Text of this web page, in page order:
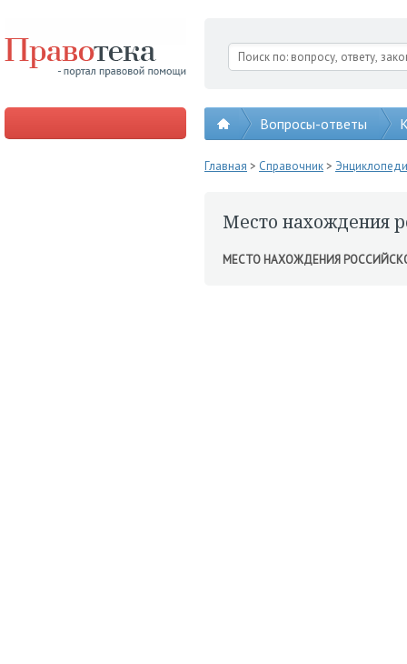
Вопросы-ответы
Главная > Справочник>
Место нахождения
МЕСТО НАХОЖДЕНИЯ